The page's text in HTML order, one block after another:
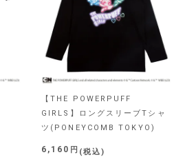
【THE POWERPUFF
GIRLS】ロングスリーブTシャ
ツ(PONEYCOMB TOKYO)
6,160 税込